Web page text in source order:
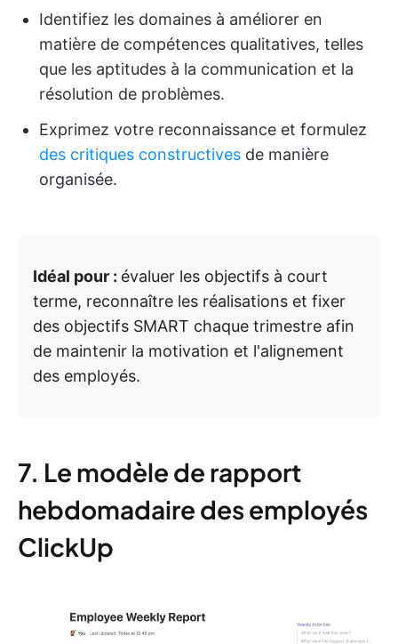
Identifiez les domaines à améliorer en
matière de compétences qualitatives, telles
que les aptitudes à la communication et la
résolution de problèmes.
Exprimez votre reconnaissance et formulez
des critiques constructives de manière
organisée.
Idéal pour : évaluer les objectifs à court
terme, reconnaître les réalisations et fixer
des objectifs SMART chaque trimestre afin
de maintenir la motivation et l'alignement
des employés.
7. Le modèle de rapport
hebdomadaire des employés
ClickUp